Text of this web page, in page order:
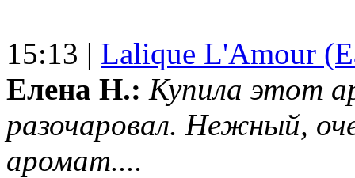
15:13 | Lalique L'Amour
Елена Н.: Купила этот
разочаровал. Нежный,
аромат....